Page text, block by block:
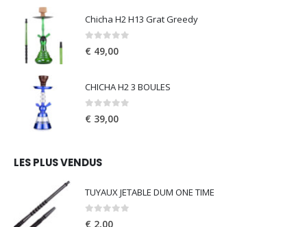
Chicha H2 H13 Grat Greedy
0out of 5
€ 49,00
CHICHA H2 3 BOULES
0out of 5
€ 39,00
LES PLUS VENDUS
TUYAUX JETABLE DUM ONE TIME
0out of 5
€ 2,00